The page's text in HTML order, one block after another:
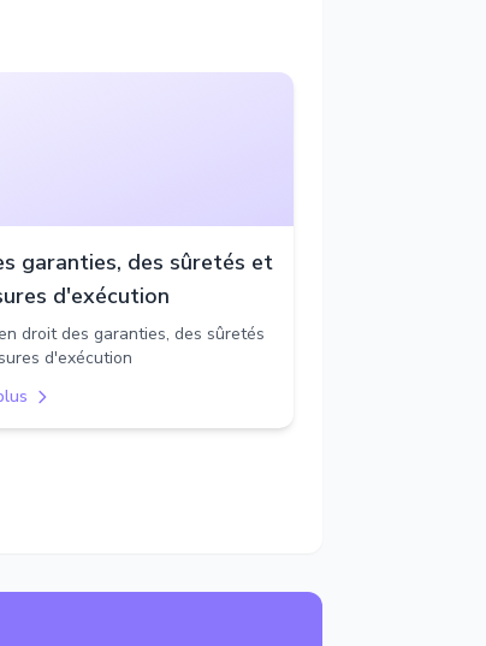
garanties, des sûretés et
d'exécution
droit des garanties, des sûretés
d'exécution